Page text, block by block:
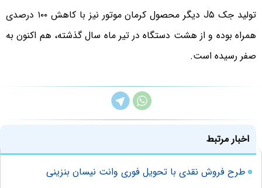
تولید جک J۵ دیگر محصول کرمان موتور نیز با کاهش ۱۰۰ درصدی
همراه بوده و از هشت دستگاه در تیر ماه سال گذشته، هم اکنون به
صفر رسیده است.
اخبار مرتبط
طرح فروش نقدی با تحویل فوری وانت نیسان بنزینی